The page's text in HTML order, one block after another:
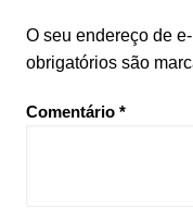
O seu endereço de
obrigatórios são
Comentário *